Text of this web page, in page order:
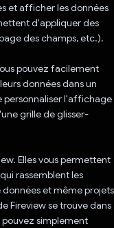
et afficher les données
d'appliquer des
des champs, etc.).
pouvez facilement
données dans un
personnaliser l'affichage
grille de glisser-
Elles vous permettent
rassemblent les
et même projets
Fireview se trouve dans
pouvez simplement